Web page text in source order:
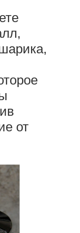
от